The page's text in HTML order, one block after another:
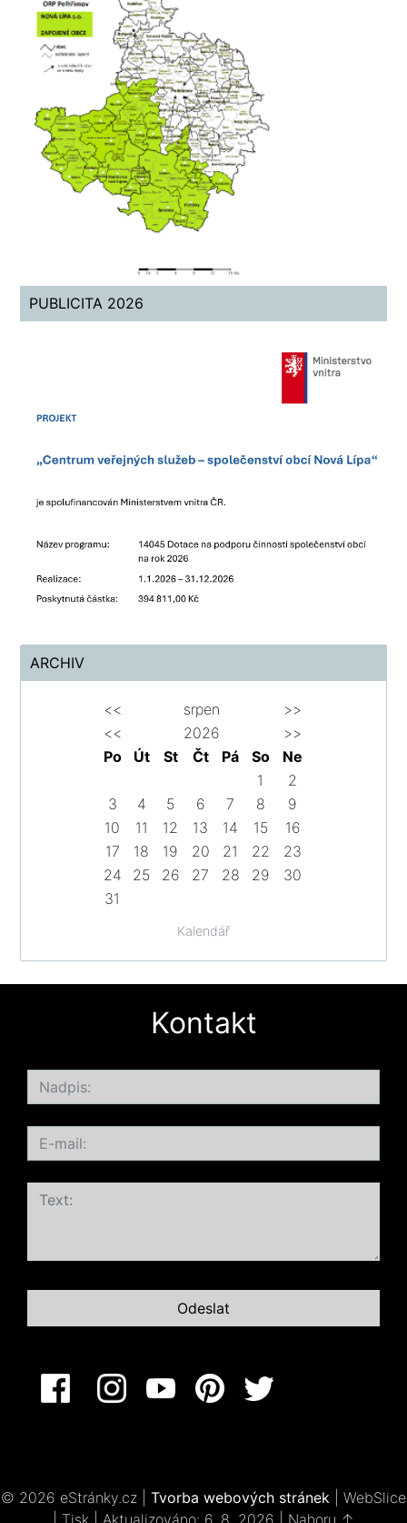
PUBLICITA 2026
ARCHIV
Kalendář
<< srpen
>>
<<
2026
>>
Po
Út St Čt Pá So
Ne
1
2
3
4 5 6 7 8
9
10
11 12 13 14 15
16
17
18 19 20 21 22
23
24
25 26 27 28 29
30
31
Kontakt
© 2026 eStránky.cz Tvorba webových stránek
WebSlice